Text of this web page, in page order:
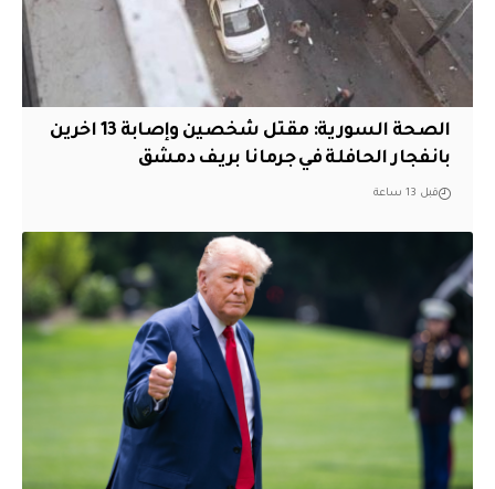
الصحة السورية: مقتل شخصين وإصابة 13 اخرين
بانفجار الحافلة في جرمانا بريف دمشق
قبل 13 ساعة